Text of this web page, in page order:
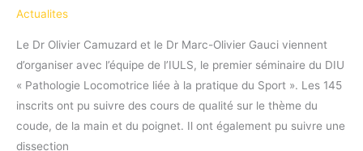
Actualites
Le Dr Olivier Camuzard et le Dr Marc-Olivier Gauci viennent
d’organiser avec l’équipe de l’IULS, le premier séminaire du DIU
« Pathologie Locomotrice liée à la pratique du Sport ». Les 145
inscrits ont pu suivre des cours de qualité sur le thème du
coude, de la main et du poignet. Il ont également pu suivre une
dissection